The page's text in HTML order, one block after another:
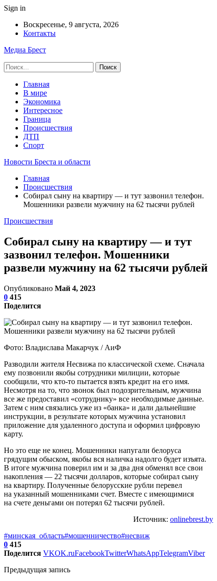
Sign in
Воскресенье, 9 августа, 2026
Контакты
Медиа Брест
Главная
В мире
Экономика
Интересное
Граница
Происшествия
ДТП
Спорт
Новости Бреста и области
Главная
Происшествия
Собирал сыну на квартиру — и тут зазвонил телефон.
Мошенники развели мужчину на 62 тысячи рублей
Происшествия
Собирал сыну на квартиру — и тут
зазвонил телефон. Мошенники
развели мужчину на 62 тысячи рублей
Опубликовано Май 4, 2023
0 415
Поделится
Фото: Владислава Макарчук / АиФ
Разводили жителя Несвижа по классической схеме. Сначала
ему позвонили якобы сотрудники милиции, которые
сообщили, что кто-то пытается взять кредит на его имя.
Несмотря на то, что звонок был подозрительным, мужчина
все же предоставил «сотруднику» все необходимые данные.
Затем с ним связались уже из «банка» и дали дальнейшие
инструкции, в результате которых мужчина установил
приложение для удаленного доступа и оформил цифровую
карту.
Но это еще не конец. Мошенники напугали белоруса
грядущим обыском, якобы вся наличка надолго будет изъята.
В итоге мужчина поверил им и за два дня обменял все свои
накопления — 22 тысячи долларов, которые собирал сыну
на квартиру. Полученные белорусские рубли перевел
на указанный мошенниками счет. Вместе с имеющимися
на счете деньгами он потерял 62 тысячи рублей.
Источник: onlinebrest.by
#минская_область#мошенничество#несвиж
0 415
Поделится VKOK.ruFacebookTwitterWhatsAppTelegramViber
Предыдущая запись